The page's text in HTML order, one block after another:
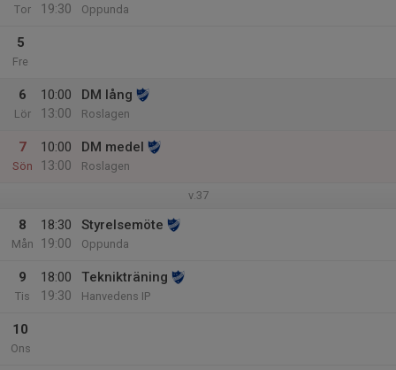
Tor
19:30
Oppunda
5
Fre
6
Lör
10:00
13:00
DM lång
Roslagen
7
Sön
10:00
13:00
DM medel
Roslagen
v.37
8
Mån
18:30
19:00
Styrelsemöte
Oppunda
9
Tis
18:00
19:30
Teknikträning
Hanvedens IP
10
Ons